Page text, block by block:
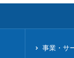
事業・サ